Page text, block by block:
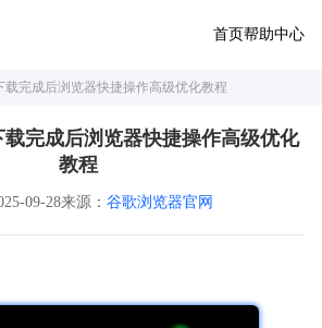
首页帮助中心
载完成后浏览器快捷操作高级优化教程
完成后浏览器快捷操作高级优化
教程
09-28来源： 谷歌浏览器官网